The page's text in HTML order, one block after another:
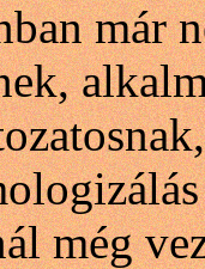
már
még